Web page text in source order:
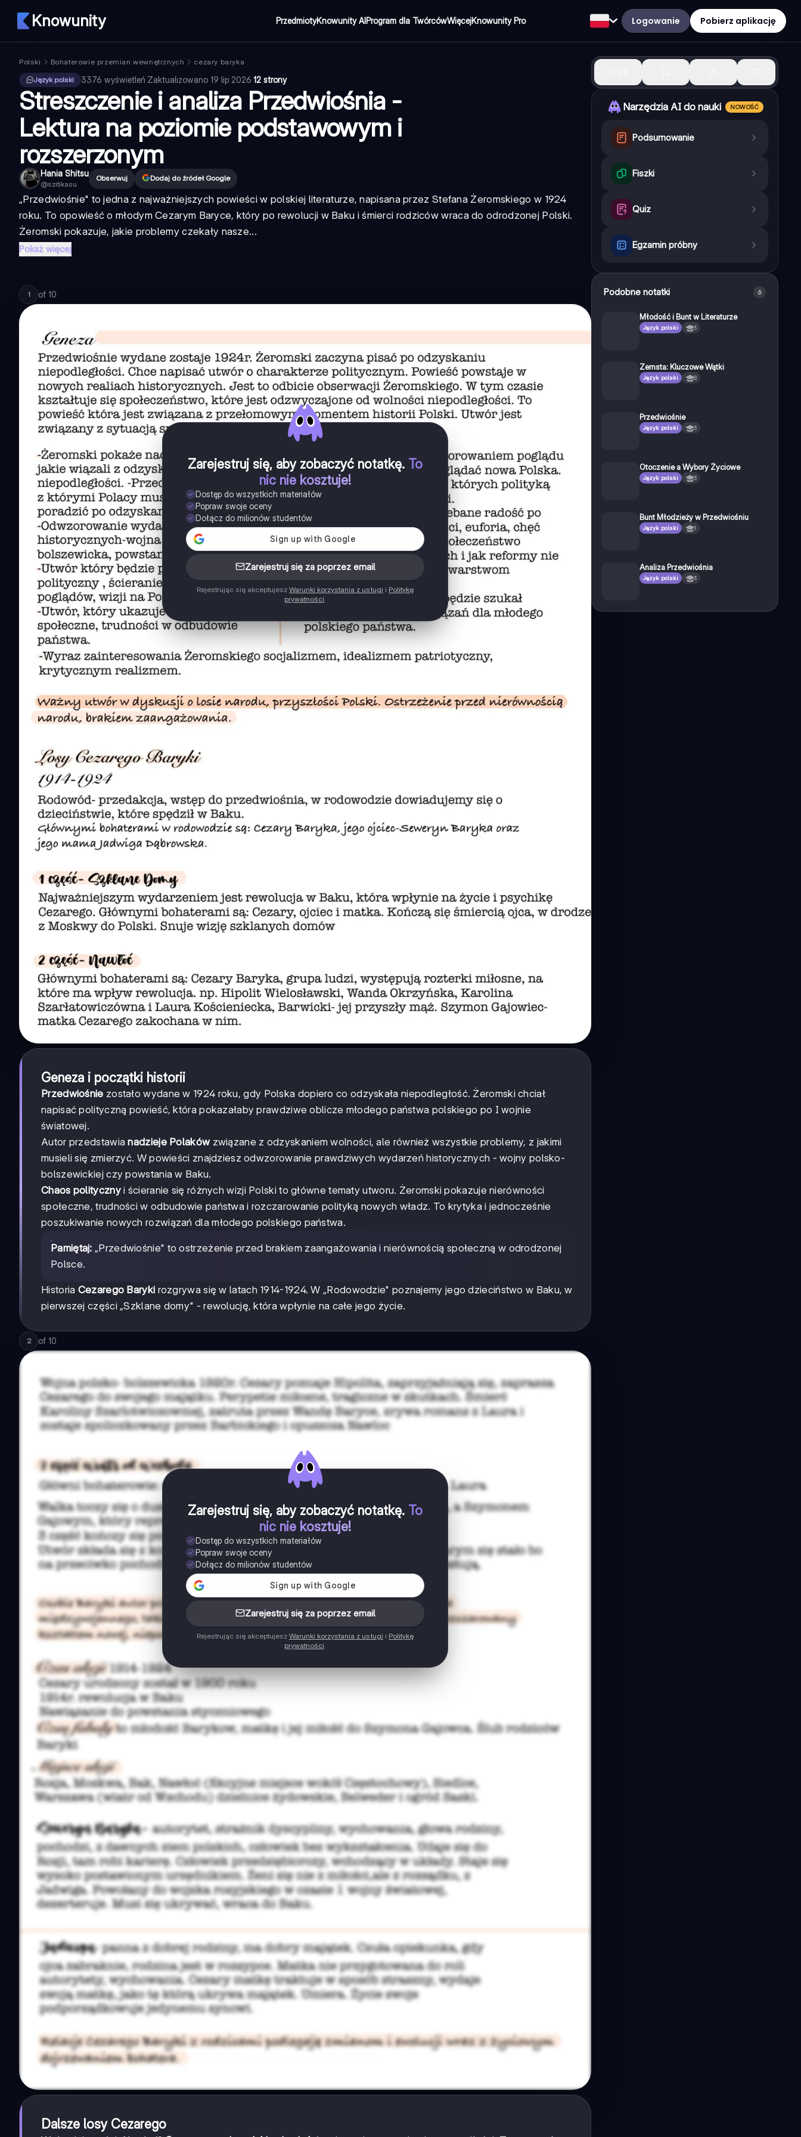
Knowunity PrzedmiotyKnowunity AIProgram dla TwórcówWięcejKnowunity Pro Logowanie Pobierz aplikację
Polski Bohaterowie przemian wewnętrznych
cezary baryka
Język polski
3376 wyświetleń·Zaktualizowano 19 lip 2026·12 strony
Streszczenie i analiza Przedwiośnia -
Lektura na poziomie podstawowym i
rozszerzonym
Hania Shitsu
@szitikasu
Obserwuj Dodaj do źródeł Google
„Przedwiośnie" to jedna z najważniejszych powieści w polskiej literaturze, napisana przez Stefana Żeromskiego w 1924
roku. To opowieść o młodym Cezarym Baryce, który po rewolucji w Baku i śmierci rodziców wraca do odrodzonej Polski.
Żeromski pokazuje, jakie problemy czekały nasze...
Pokaż więcej
1 of 10
Zarejestruj się, aby zobaczyć notatkę. To
nic nie kosztuje!
Dostęp do wszystkich materiałów
Popraw swoje oceny
Dołącz do milionów studentów
Zarejestruj się za poprzez email
Rejestrując się akceptujesz Warunki korzystania z usługi i Politykę
prywatności.
Geneza i początki historii
Przedwiośnie zostało wydane w 1924 roku, gdy Polska dopiero co odzyskała niepodległość. Żeromski chciał
napisać polityczną powieść, która pokazałaby prawdziwe oblicze młodego państwa polskiego po I wojnie
światowej.
Autor przedstawianadzieje Polakówzwiązane z odzyskaniem wolności, ale również wszystkie problemy, z jakimi
musieli się zmierzyć. W powieści znajdziesz odwzorowanie prawdziwych wydarzeń historycznych - wojny polsko-
bolszewickiej czy powstania w Baku.
Chaos politycznyi ścieranie się różnych wizji Polski to główne tematy utworu. Żeromski pokazuje nierówności
społeczne, trudności w odbudowie państwa i rozczarowanie polityką nowych władz. To krytyka i jednocześnie
poszukiwanie nowych rozwiązań dla młodego polskiego państwa.
Pamiętaj: „Przedwiośnie" to ostrzeżenie przed brakiem zaangażowania i nierównością społeczną w odrodzonej
Polsce.
Historia Cezarego Baryki rozgrywa się w latach 1914-1924. W „Rodowodzie" poznajemy jego dzieciństwo w Baku, w
pierwszej części „Szklane domy" - rewolucję, która wpłynie na całe jego życie.
2 of 10
Zarejestruj się, aby zobaczyć notatkę. To
nic nie kosztuje!
Dostęp do wszystkich materiałów
Popraw swoje oceny
Dołącz do milionów studentów
Zarejestruj się za poprzez email
Rejestrując się akceptujesz Warunki korzystania z usługi i Politykę
prywatności.
Dalsze losy Cezarego
Narzędzia AI do nauki NOWOŚĆ
Podsumowanie
Fiszki
Quiz
Egzamin próbny
Podobne notatki 6
Młodość i Bunt w Literaturze
Język polski 3
Zemsta: Kluczowe Wątki
Język polski 8
Przedwiośnie
Język polski 3
Otoczenie a Wybory Życiowe
Język polski 3
Bunt Młodzieży w Przedwiośniu
Język polski 1
Analiza Przedwiośnia
Język polski 3